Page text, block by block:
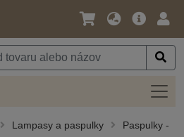
Jazyk
Mena
Hlavná
Lampasy a paspulky
Paspulky -